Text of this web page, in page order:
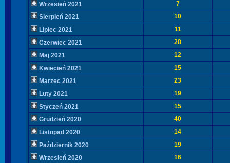
Wrzesień 2021
7
Sierpień 2021
10
Lipiec 2021
11
Czerwiec 2021
28
Maj 2021
12
Kwiecień 2021
15
Marzec 2021
23
Luty 2021
19
Styczeń 2021
15
Grudzień 2020
40
Listopad 2020
14
Październik 2020
19
Wrzesień 2020
16